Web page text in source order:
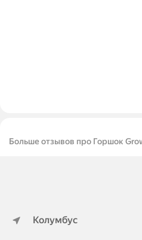
Больше отзывов про Горшок
Колумбус